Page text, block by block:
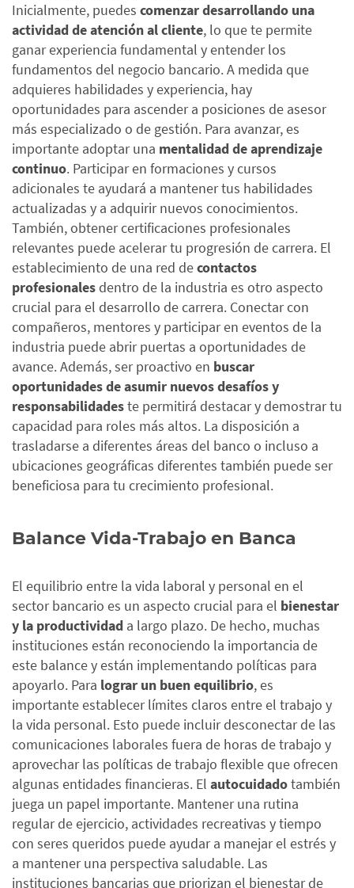
Inicialmente, puedes comenzar desarrollando una
actividad de atención al cliente, lo que te permite
ganar experiencia fundamental y entender los
fundamentos del negocio bancario. A medida que
adquieres habilidades y experiencia, hay
oportunidades para ascender a posiciones de asesor
más especializado o de gestión. Para avanzar, es
importante adoptar una mentalidad de aprendizaje
continuo. Participar en formaciones y cursos
adicionales te ayudará a mantener tus habilidades
actualizadas y a adquirir nuevos conocimientos.
También, obtener certificaciones profesionales
relevantes puede acelerar tu progresión de carrera. El
establecimiento de una red decontactos
profesionalesdentro de la industria es otro aspecto
crucial para el desarrollo de carrera. Conectar con
compañeros, mentores y participar en eventos de la
industria puede abrir puertas a oportunidades de
avance.Además, ser proactivo en buscar
oportunidades de asumir nuevos desafíos y
responsabilidadeste permitirá destacar y demostrar tu
capacidad para roles más altos. La disposición a
trasladarse a diferentes áreas del banco o incluso a
ubicaciones geográficas diferentes también puede ser
beneficiosa para tu crecimiento profesional.
Balance Vida-Trabajo en Banca
El equilibrio entre la vida laboral y personal en el
sector bancario es un aspecto crucial para el bienestar
y la productividad a largo plazo. De hecho, muchas
instituciones están reconociendo la importancia de
este balance y están implementando políticas para
apoyarlo. Para lograr un buen equilibrio, es
importante establecer límites claros entre el trabajo y
la vida personal. Esto puede incluir desconectar de las
comunicaciones laborales fuera de horas de trabajo y
aprovechar las políticas de trabajo flexible que ofrecen
algunas entidades financieras. El autocuidadotambién
juega un papel importante. Mantener una rutina
regular de ejercicio, actividades recreativas y tiempo
con seres queridos puede ayudar a manejar el estrés y
a mantener una perspectiva saludable. Las
instituciones bancarias que priorizan el bienestar de